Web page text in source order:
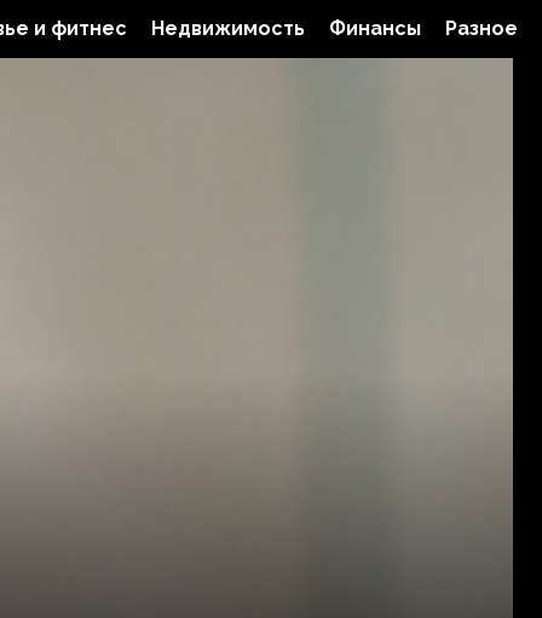
и фитнес Недвижимость Финансы Разное